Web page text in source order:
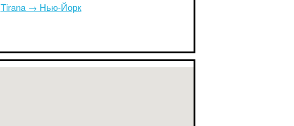
Tirana → Нью-Йорк